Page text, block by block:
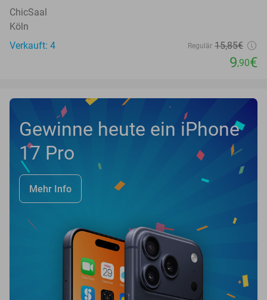
ChicSaal
Köln
Verkauft: 4
Regulär 15,85€
9,90€
Gewinne heute ein iPhone
17 Pro
Mehr Info